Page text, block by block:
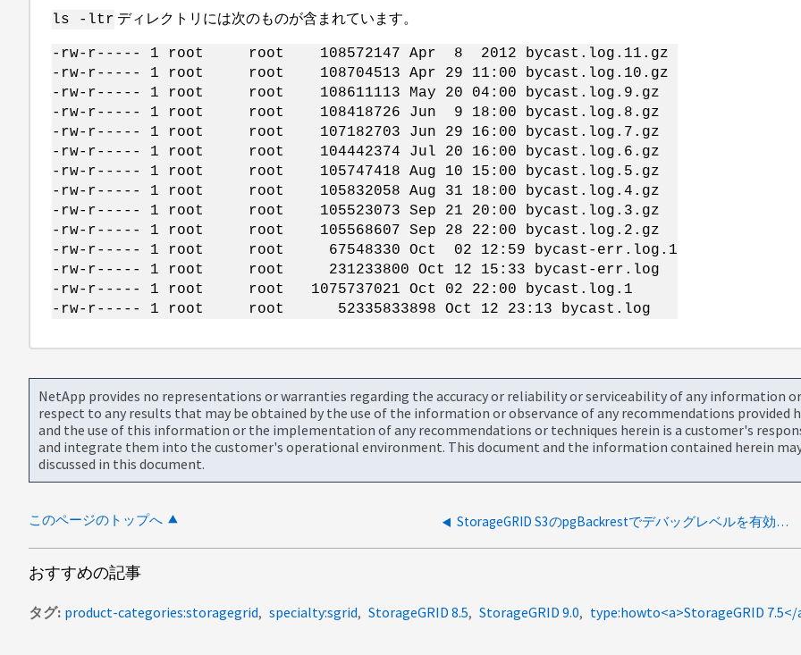
ls -ltr ディレクトリには次のものが含まれています。
-rw-r----- 1 root root 108572147 Apr 8 2012 bycast.log.11.gz
-rw-r----- 1 root root 108704513 Apr 29 11:00 bycast.log.10.gz
-rw-r----- 1 root root 108611113 May 20 04:00 bycast.log.9.gz
-rw-r----- 1 root root 108418726 Jun 9 18:00 bycast.log.8.gz
-rw-r----- 1 root root 107182703 Jun 29 16:00 bycast.log.7.gz
-rw-r----- 1 root root 104442374 Jul 20 16:00 bycast.log.6.gz
-rw-r----- 1 root root 105747418 Aug 10 15:00 bycast.log.5.gz
-rw-r----- 1 root root 105832058 Aug 31 18:00 bycast.log.4.gz
-rw-r----- 1 root root 105523073 Sep 21 20:00 bycast.log.3.gz
-rw-r----- 1 root root 105568607 Sep 28 22:00 bycast.log.2.gz
-rw-r----- 1 root root 67548330 Oct 02 12:59 bycast-err.log.1
-rw-r----- 1 root root 231233800 Oct 12 15:33 bycast-err.log
-rw-r----- 1 root root 1075737021 Oct 02 22:00 bycast.log.1
-rw-r----- 1 root root 52335833898 Oct 12 23:13 bycast.log
NetApp provides no representations or warranties regarding the accuracy or reliability or serviceability of any information
respect to any results that may be obtained by the use of the information or observance of any recommendations provided
and the use of this information or the implementation of any recommendations or techniques herein is a customer's
and integrate them into the customer's operational environment. This document and the information contained herein
discussed in this document.
このページのトップへ StorageGRID S3のpgBackrestでデバッグレベルを有効にする方法
おすすめの記事
タグ product-categories:storagegrid specialty:sgrid StorageGRID 8.5 StorageGRID 9.0